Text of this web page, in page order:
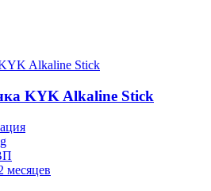
KYK Alkaline Stick
месяцев